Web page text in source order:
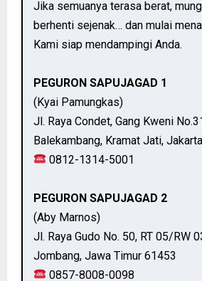
Jika semuanya terasa berat,
berhenti sejenak… dan mulai
Kami siap mendampingi Anda.
PEGURON SAPUJAGAD 1
(Kyai Pamungkas)
Jl. Raya Condet, Gang Kweni
Balekambang, Kramat Jati,
0812-1314-5001
PEGURON SAPUJAGAD 2
(Aby Marnos)
Jl. Raya Gudo No. 50, RT 05/RW
Jombang, Jawa Timur 61453
0857-8008-0098